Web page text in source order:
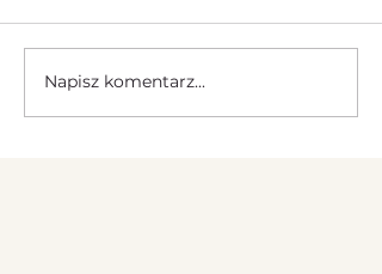
Napisz komentarz...